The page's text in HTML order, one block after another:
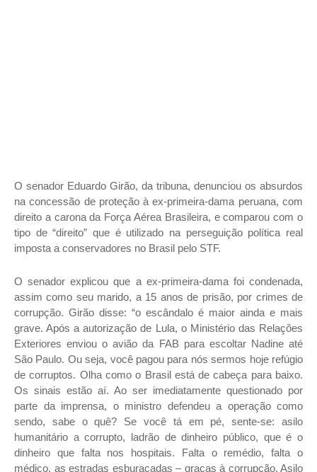
O senador Eduardo Girão, da tribuna, denunciou os absurdos
na concessão de proteção à ex-primeira-dama peruana, com
direito a carona da Força Aérea Brasileira, e comparou com o
tipo de “direito” que é utilizado na perseguição política real
imposta a conservadores no Brasil pelo STF.
O senador explicou que a ex-primeira-dama foi condenada,
assim como seu marido, a 15 anos de prisão, por crimes de
corrupção. Girão disse: “o escândalo é maior ainda e mais
grave. Após a autorização de Lula, o Ministério das Relações
Exteriores enviou o avião da FAB para escoltar Nadine até
São Paulo. Ou seja, você pagou para nós sermos hoje refúgio
de corruptos. Olha como o Brasil está de cabeça para baixo.
Os sinais estão aí. Ao ser imediatamente questionado por
parte da imprensa, o ministro defendeu a operação como
sendo, sabe o quê? Se você tá em pé, sente-se: asilo
humanitário a corrupto, ladrão de dinheiro público, que é o
dinheiro que falta nos hospitais. Falta o remédio, falta o
médico, as estradas esburacadas – graças à corrupção. Asilo